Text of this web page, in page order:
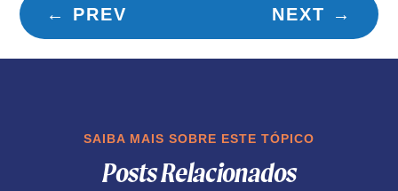
← PREV NEXT →
SAIBA MAIS SOBRE ESTE TÓPICO
Posts Relacionados